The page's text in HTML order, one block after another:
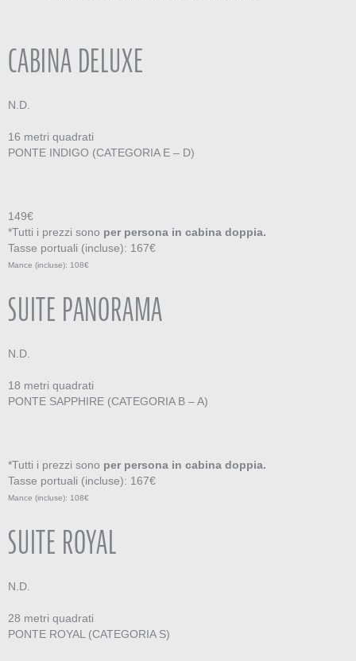
CABINA DELUXE
N.D.
16 metri quadrati
PONTE INDIGO (CATEGORIA E – D)
149€
*Tutti i prezzi sono per persona in cabina doppia.
Tasse portuali (incluse): 167€
Mance (incluse): 108€
SUITE PANORAMA
N.D.
18 metri quadrati
PONTE SAPPHIRE (CATEGORIA B – A)
*Tutti i prezzi sono per persona in cabina doppia.
Tasse portuali (incluse): 167€
Mance (incluse): 108€
SUITE ROYAL
N.D.
28 metri quadrati
PONTE ROYAL (CATEGORIA S)